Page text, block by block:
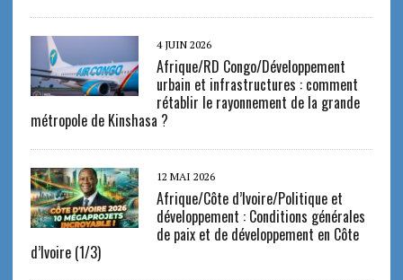
4 JUIN 2026
Afrique/RD Congo/Développement
urbain et infrastructures : comment
rétablir le rayonnement de la grande
métropole de Kinshasa ?
12 MAI 2026
Afrique/Côte d’Ivoire/Politique et
développement : Conditions générales
de paix et de développement en Côte
d’Ivoire (1/3)